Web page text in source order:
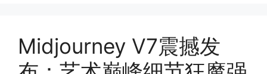
Midjourney V7震撼发